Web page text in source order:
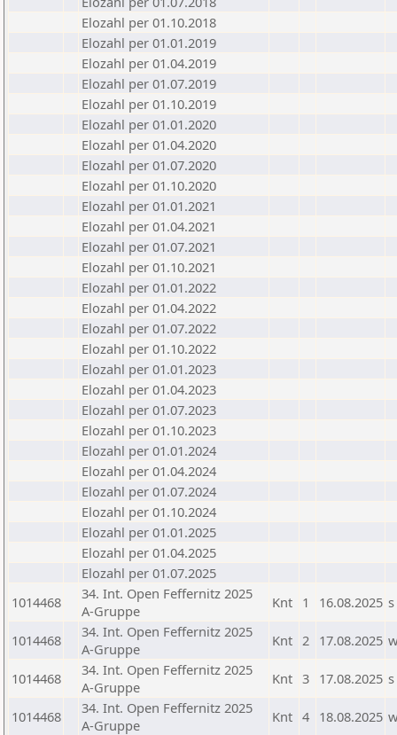
Elozahl per 01.10.2018
Elozahl per 01.01.2019
Elozahl per 01.04.2019
Elozahl per 01.07.2019
Elozahl per 01.10.2019
Elozahl per 01.01.2020
Elozahl per 01.04.2020
Elozahl per 01.07.2020
Elozahl per 01.10.2020
Elozahl per 01.01.2021
Elozahl per 01.04.2021
Elozahl per 01.07.2021
Elozahl per 01.10.2021
Elozahl per 01.01.2022
Elozahl per 01.04.2022
Elozahl per 01.07.2022
Elozahl per 01.10.2022
Elozahl per 01.01.2023
Elozahl per 01.04.2023
Elozahl per 01.07.2023
Elozahl per 01.10.2023
Elozahl per 01.01.2024
Elozahl per 01.04.2024
Elozahl per 01.07.2024
Elozahl per 01.10.2024
Elozahl per 01.01.2025
Elozahl per 01.04.2025
Elozahl per 01.07.2025
1014468
34. Int. Open Feffernitz 2025
A-Gruppe
Knt 1 16.08.2025 s
1014468
34. Int. Open Feffernitz 2025
A-Gruppe
Knt 2 17.08.2025
1014468
34. Int. Open Feffernitz 2025
A-Gruppe
Knt 3 17.08.2025 s
1014468
34. Int. Open Feffernitz 2025
A-Gruppe
Knt 4 18.08.2025